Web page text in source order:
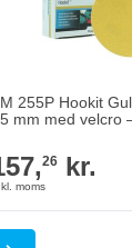
255P Hookit
mm med velcro
26kr.